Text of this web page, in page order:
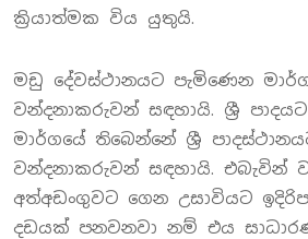
ක්‍රියාත්මක විය යුතුයි.
මඩු දේවස්ථානයට පැමිණෙන
වන්දනාකරුවන් සඳහායි. ශ්‍රී
මාර්ගයේ තිබෙන්නේ ශ්‍රී
වන්දනාකරුවන් සඳහායි. එබැවින්
අත්අඩංගුවට ගෙන උසාවියට
දඩයක් පනවනවා නම් එය